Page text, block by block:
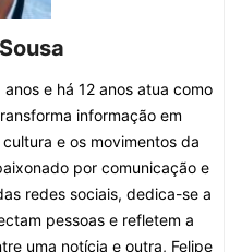
e há 12 anos atua como
informação em
e os movimentos da
por comunicação e
redes sociais, dedica-se a
pessoas e refletem a
uma notícia e outra, Felipe